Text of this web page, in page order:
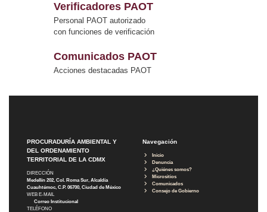
Verificadores PAOT
Personal PAOT autorizado
con funciones de verificación
Comunicados PAOT
Acciones destacadas PAOT
PROCURADURÍA AMBIENTAL Y
DEL ORDENAMIENTO
TERRITORIAL DE LA CDMX
DIRECCIÓN
Medellín 202, Col. Roma Sur, Alcaldía
Cuauhtémoc, C.P. 06700, Ciudad de México
WEB E-MAIL
Correo Institucional
TELÉFONO
Navegación
Inicio
Denuncia
¿Quiénes somos?
Micrositios
Comunicados
Consejo de Gobierno